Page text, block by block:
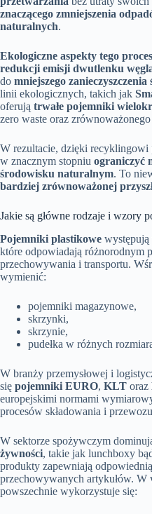
znaczącego zmniejszenia
naturalnych.
Ekologiczne aspekty tego
redukcji emisji dwutlenku
do mniejszego zanieczyszczenia
linii ekologicznych, takich jak
oferują trwałe pojemniki
zero waste oraz
W rezultacie, dzięki
w znacznym stopniu ograniczyć
środowisku naturalnym. To
bardziej zrównoważonej
Jakie są główne rodzaje i wzory
Pojemniki plastikowe
które odpowiadają różnorodnym
przechowywania i transportu.
wymienić:
pojemniki magazynowe,
skrzynki,
skrzynie,
pudełka w różnych
W branży przemysłowej i
się pojemniki EURO, KLT oraz
europejskimi normami
procesów składowania i
W sektorze spożywczym
żywności, takie jak lunchboxy
produkty zapewniają
przechowywanych artykułów. W
powszechnie wykorzystuje się: